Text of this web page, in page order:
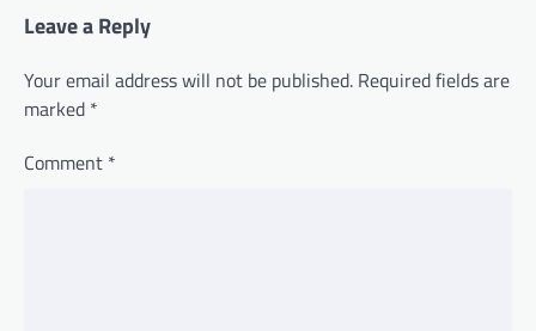
Leave a Reply
Your email address will not be published. Required fields are
marked *
Comment *